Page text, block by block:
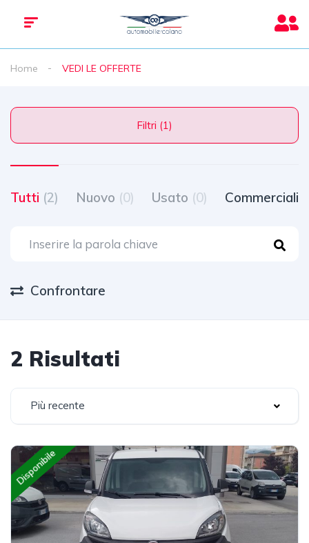
Home VEDI LE OFFERTE
Filtri (1)
Tutti (2) Nuovo (0) Usato (0) Commerciali
Confrontare
2 Risultati
Più recente
Disponibile